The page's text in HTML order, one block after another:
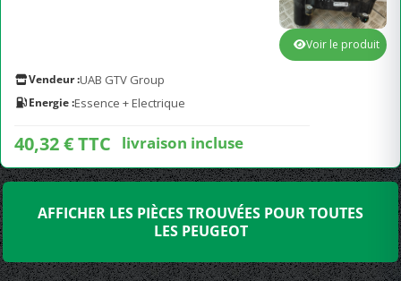
Vendeur :UAB GTV Group
Energie :Essence + Electrique
40,32 € TTC livraison incluse
Voir le produit
AFFICHER LES PIÈCES TROUVÉES POUR TOUTES
LES PEUGEOT